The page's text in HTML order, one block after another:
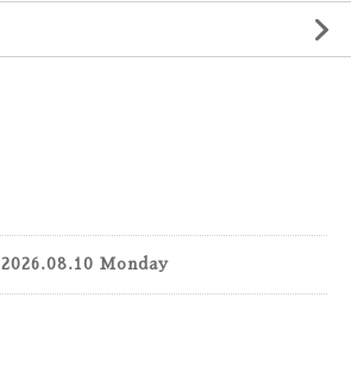
2026.08.10 Monday